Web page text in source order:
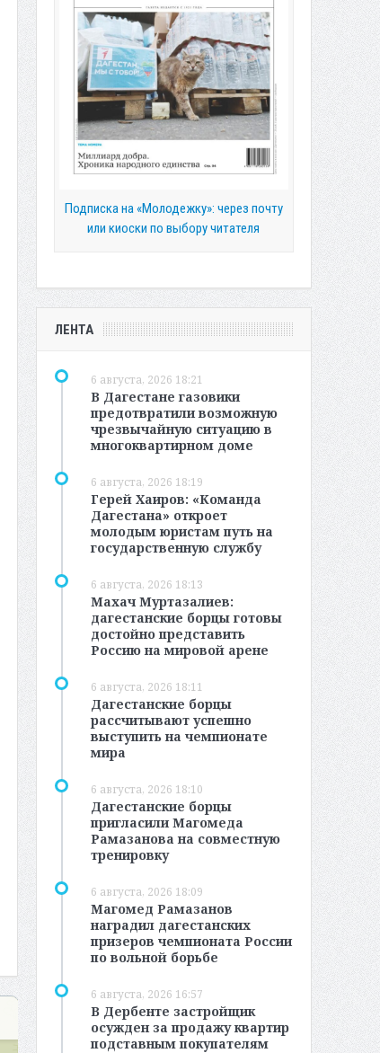
Подписка на «Молодежку»: через почту
или киоски по выбору читателя
ЛЕНТА
6 августа, 2026 18:21
В Дагестане газовики
предотвратили возможную
чрезвычайную ситуацию в
многоквартирном доме
6 августа, 2026 18:19
Герей Хаиров: «Команда
Дагестана» откроет
молодым юристам путь на
государственную службу
6 августа, 2026 18:13
Махач Муртазалиев:
дагестанские борцы готовы
достойно представить
Россию на мировой арене
6 августа, 2026 18:11
Дагестанские борцы
рассчитывают успешно
выступить на чемпионате
мира
6 августа, 2026 18:10
Дагестанские борцы
пригласили Магомеда
Рамазанова на совместную
тренировку
6 августа, 2026 18:09
Магомед Рамазанов
наградил дагестанских
призеров чемпионата России
по вольной борьбе
6 августа, 2026 16:57
В Дербенте застройщик
осужден за продажу квартир
подставным покупателям